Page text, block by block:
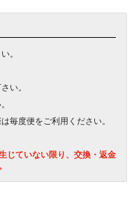
。
い。
毎度便をご利用ください。
じていない限り、交換・返金